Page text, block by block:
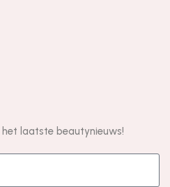
laatste beautynieuws!